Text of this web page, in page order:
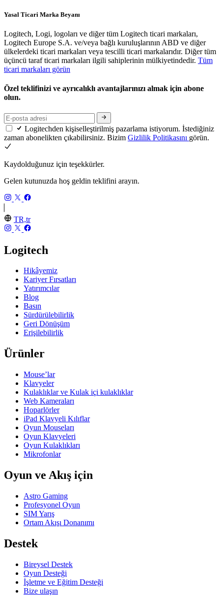
Yasal Ticari Marka Beyanı
Logitech, Logi, logoları ve diğer tüm Logitech ticari markaları,
Logitech Europe S.A. ve/veya bağlı kuruluşlarının ABD ve diğer
ülkelerdeki ticari markaları veya tescilli ticari markalarıdır. Diğer tüm
üçüncü taraf ticari markaları ilgili sahiplerinin mülkiyetindedir. Tüm
ticari markaları görün
Özel teklifinizi ve ayrıcalıklı avantajlarınızı almak için abone
olun.
Logitechden kişiselleştirilmiş pazarlama istiyorum. İstediğiniz
zaman abonelikten çıkabilirsiniz. Bizim Gizlilik Politikasını görün.
Kaydolduğunuz için teşekkürler.
Gelen kutunuzda hoş geldin teklifini arayın.
TR,tr
Logitech
Hikâyemiz
Kariyer Fırsatları
Yatırımcılar
Blog
Basın
Sürdürülebilirlik
Geri Dönüşüm
Erişilebilirlik
Ürünler
Mouse’lar
Klavyeler
Kulaklıklar ve Kulak içi kulaklıklar
Web Kameraları
Hoparlörler
iPad Klavyeli Kılıflar
Oyun Mouseları
Oyun Klavyeleri
Oyun Kulaklıkları
Mikrofonlar
Oyun ve Akış için
Astro Gaming
Profesyonel Oyun
SIM Yarış
Ortam Akışı Donanımı
Destek
Bireysel Destek
Oyun Desteği
İşletme ve Eğitim Desteği
Bize ulaşın